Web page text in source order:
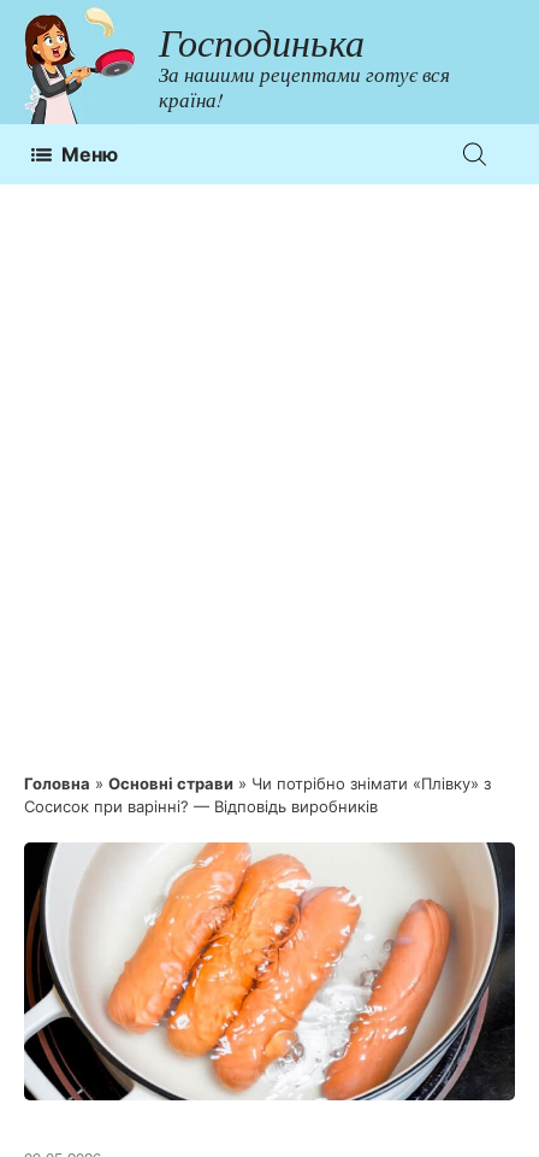
Перейти
до
контенту
Господинька
За нашими рецептами готує вся
країна!
Меню
Головна » Основні страви » Чи потрібно знімати «Плівку» з
Сосисок при варінні? — Відповідь виробників